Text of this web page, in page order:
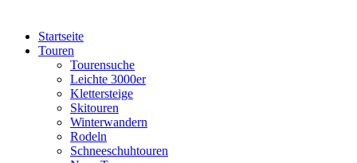
Startseite
Touren
Tourensuche
Leichte 3000er
Klettersteige
Skitouren
Winterwandern
Rodeln
Schneeschuhtouren